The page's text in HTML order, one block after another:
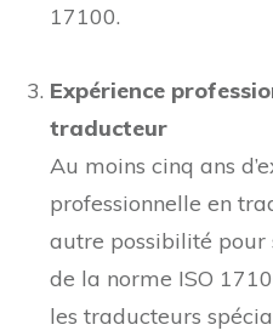
17100.
Expérience
traducteur
Au moins cinq ans
professionnelle en
autre possibilité pour
de la norme ISO
les traducteurs